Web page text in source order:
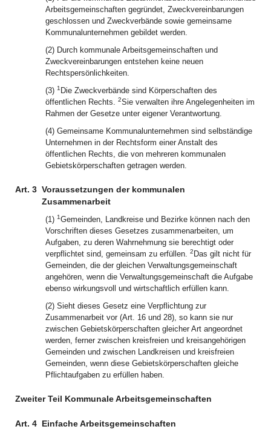
Arbeitsgemeinschaften gegründet, Zweckvereinbarungen
geschlossen und Zweckverbände sowie gemeinsame
Kommunalunternehmen gebildet werden.
(2) Durch kommunale Arbeitsgemeinschaften und
Zweckvereinbarungen entstehen keine neuen
Rechtspersönlichkeiten.
(3) 1 Die Zweckverbände sind Körperschaften des
öffentlichen Rechts. 2Sie verwalten ihre Angelegenheiten im
Rahmen der Gesetze unter eigener Verantwortung.
(4) Gemeinsame Kommunalunternehmen sind selbständige
Unternehmen in der Rechtsform einer Anstalt des
öffentlichen Rechts, die von mehreren kommunalen
Gebietskörperschaften getragen werden.
Art. 3 Voraussetzungen der kommunalen
Zusammenarbeit
(1) 1Gemeinden, Landkreise und Bezirke können nach den
Vorschriften dieses Gesetzes zusammenarbeiten, um
Aufgaben, zu deren Wahrnehmung sie berechtigt oder
verpflichtet sind, gemeinsam zu erfüllen. 2 Das gilt nicht für
Gemeinden, die der gleichen Verwaltungsgemeinschaft
angehören, wenn die Verwaltungsgemeinschaft die Aufgabe
ebenso wirkungsvoll und wirtschaftlich erfüllen kann.
(2) Sieht dieses Gesetz eine Verpflichtung zur
Zusammenarbeit vor (Art. 16 und 28), so kann sie nur
zwischen Gebietskörperschaften gleicher Art angeordnet
werden, ferner zwischen kreisfreien und kreisangehörigen
Gemeinden und zwischen Landkreisen und kreisfreien
Gemeinden, wenn diese Gebietskörperschaften gleiche
Pflichtaufgaben zu erfüllen haben.
Zweiter Teil Kommunale Arbeitsgemeinschaften
Art. 4 Einfache Arbeitsgemeinschaften